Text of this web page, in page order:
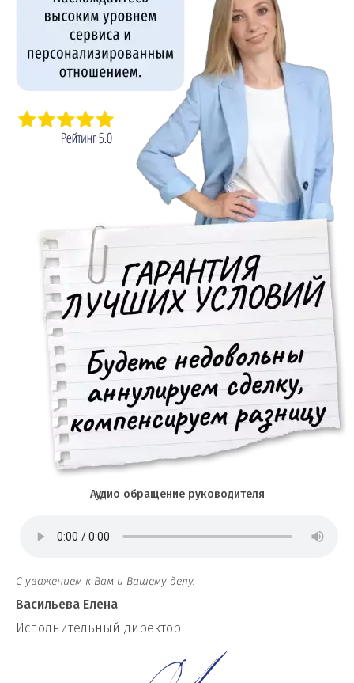
Аудио обращение руководителя
С уважением к Вам и Вашему делу.
Васильева Елена
И сполнительный директор